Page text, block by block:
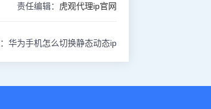
责任编辑： 虎观代理ip官网
华为手机怎么切换静态动态ip